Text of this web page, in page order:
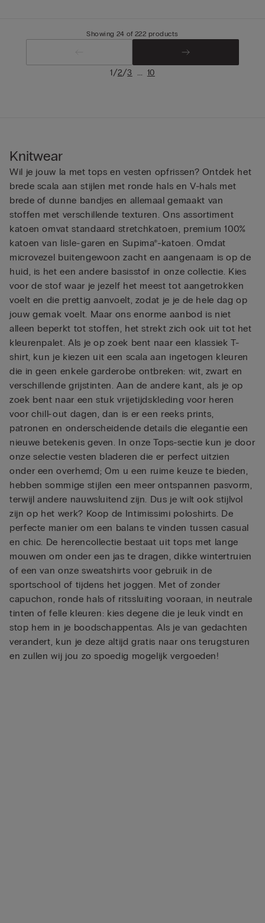
Showing 24 of 222 products
1/2/3 ... 10
Knitwear
Wil je jouw la met tops en vesten opfrissen? Ontdek het
brede scala aan stijlen met ronde hals en V-hals met
brede of dunne bandjes en allemaal gemaakt van
stoffen met verschillende texturen. Ons assortiment
katoen omvat standaard stretchkatoen, premium 100%
katoen van lisle-garen en Supima®-katoen. Omdat
microvezel buitengewoon zacht en aangenaam is op de
huid, is het een andere basisstof in onze collectie. Kies
voor de stof waar je jezelf het meest tot aangetrokken
voelt en die prettig aanvoelt, zodat je je de hele dag op
jouw gemak voelt. Maar ons enorme aanbod is niet
alleen beperkt tot stoffen, het strekt zich ook uit tot het
kleurenpalet. Als je op zoek bent naar een klassiek T-
shirt, kun je kiezen uit een scala aan ingetogen kleuren
die in geen enkele garderobe ontbreken: wit, zwart en
verschillende grijstinten. Aan de andere kant, als je op
zoek bent naar een stuk vrijetijdskleding voor heren
voor chill-out dagen, dan is er een reeks prints,
patronen en onderscheidende details die elegantie een
nieuwe betekenis geven. In onze Tops-sectie kun je door
onze selectie vesten bladeren die er perfect uitzien
onder een overhemd; Om u een ruime keuze te bieden,
hebben sommige stijlen een meer ontspannen pasvorm,
terwijl andere nauwsluitend zijn. Dus je wilt ook stijlvol
zijn op het werk? Koop de Intimissimi poloshirts. De
perfecte manier om een ​​balans te vinden tussen casual
en chic. De herencollectie bestaat uit tops met lange
mouwen om onder een jas te dragen, dikke wintertruien
of een van onze sweatshirts voor gebruik in de
sportschool of tijdens het joggen. Met of zonder
capuchon, ronde hals of ritssluiting vooraan, in neutrale
tinten of felle kleuren: kies degene die je leuk vindt en
stop hem in je boodschappentas. Als je van gedachten
verandert, kun je deze altijd gratis naar ons terugsturen
en zullen wij jou zo spoedig mogelijk vergoeden!